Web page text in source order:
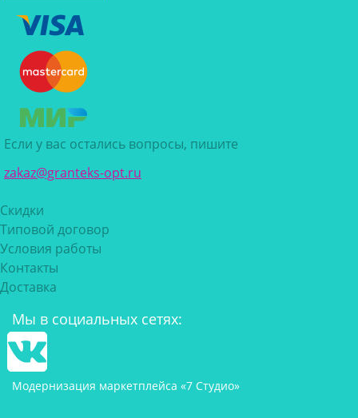
Если у вас остались вопросы, пишите
zakaz@granteks-opt.ru
Скидки
Типовой договор
Условия работы
Контакты
Доставка
Мы в социальных сетях:
Модернизация маркетплейса «7 Студио»